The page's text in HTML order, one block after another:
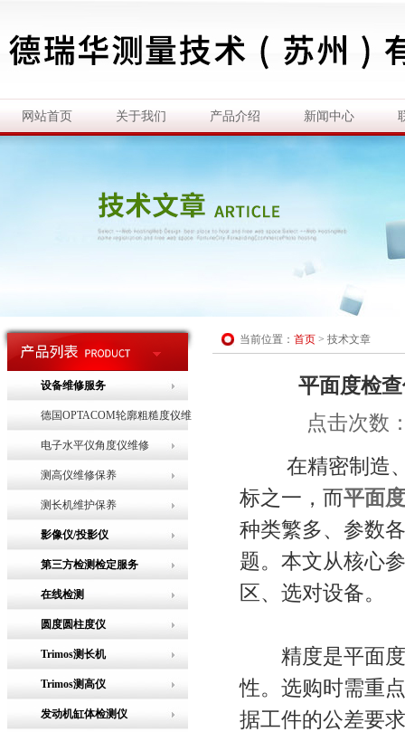
网站首页 关于我们 产品介绍 新闻中心
设备维修服务
德国OPTACOM轮廓粗糙度仪维
修
电子水平仪角度仪维修
测高仪维修保养
测长机维护保养
影像仪/投影仪
第三方检测检定服务
在线检测
圆度圆柱度仪
Trimos测长机
Trimos测高仪
发动机缸体检测仪
当前位置： 首页 > 技术文章
平面度检
点击次数
在精密制造、
标之一，而平面
种类繁多、参数
题。本文从核心
区、选对设备。
精度是平面度
性。选购时需重
据工件的公差要